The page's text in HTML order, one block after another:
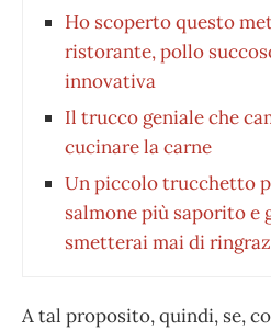
Ho scoperto questo
ristorante, pollo
innovativa
Il trucco geniale che
cucinare la carne
Un piccolo trucchetto
salmone più saporito e
smetterai mai di
A tal proposito, quindi, se,